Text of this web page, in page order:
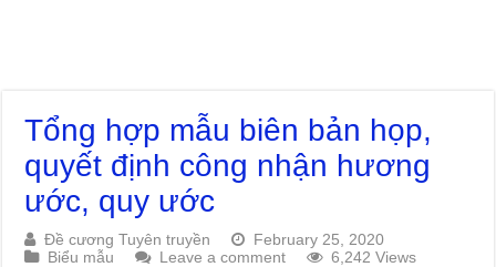
Tổng hợp mẫu biên bản họp,
quyết định công nhận hương
ước, quy ước
Đề cương Tuyên truyền
February 25, 2020
Biểu mẫu
Leave a comment 6,242 Views